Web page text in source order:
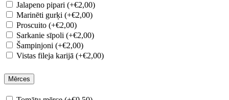
Jalapeno pipari (+€2,00)
Marinēti gurķi (+€2,00)
Proscuito (+€2,00)
Sarkanie sīpoli (+€2,00)
Šampinjoni (+€2,00)
Vistas fileja karijā (+€2,00)
Mērces